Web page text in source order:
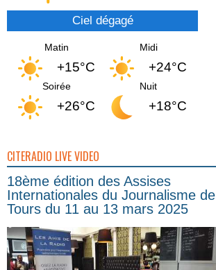
Ciel dégagé
Matin
+15°C
Midi
+24°C
Soirée
+26°C
Nuit
+18°C
CITERADIO LIVE VIDEO
18ème édition des Assises
Internationales du Journalisme de
Tours du 11 au 13 mars 2025